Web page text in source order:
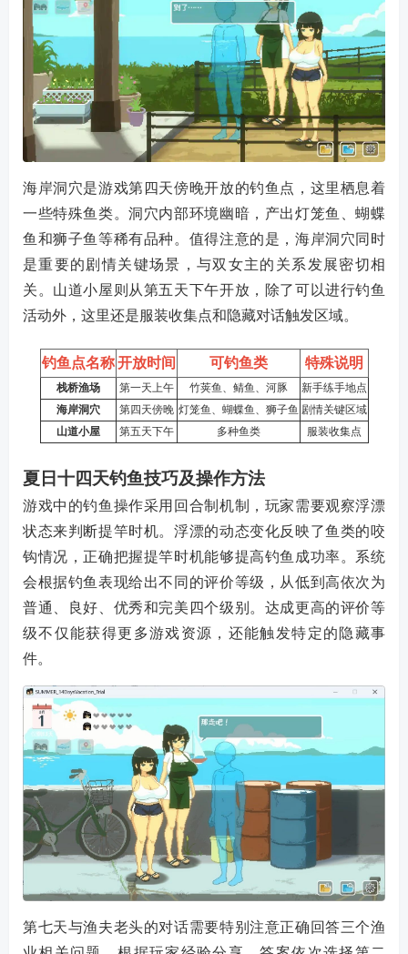
海岸洞穴是游戏第四天傍晚开放的钓鱼点，这里栖息着
一些特殊鱼类。洞穴内部环境幽暗，产出灯笼鱼、蝴蝶
鱼和狮子鱼等稀有品种。值得注意的是，海岸洞穴同时
是重要的剧情关键场景，与双女主的关系发展密切相
关。山道小屋则从第五天下午开放，除了可以进行钓鱼
活动外，这里还是服装收集点和隐藏对话触发区域。
钓鱼点名称 开放时间 可钓鱼类 特殊说明
栈桥渔场 第一天上午 竹荚鱼、鲭鱼、河豚
新手练手地点
海岸洞穴
第四天傍晚 灯笼鱼、蝴蝶鱼、狮子鱼 剧情关键区域
山道小屋
第五天下午 多种鱼类 服装收集点
夏日十四天钓鱼技巧及操作方法
游戏中的钓鱼操作采用回合制机制，玩家需要观察浮漂
状态来判断提竿时机。浮漂的动态变化反映了鱼类的咬
钩情况，正确把握提竿时机能够提高钓鱼成功率。系统
会根据钓鱼表现给出不同的评价等级，从低到高依次为
普通、良好、优秀和完美四个级别。达成更高的评价等
级不仅能获得更多游戏资源，还能触发特定的隐藏事
件。
第七天与渔夫老头的对话需要特别注意正确回答三个渔